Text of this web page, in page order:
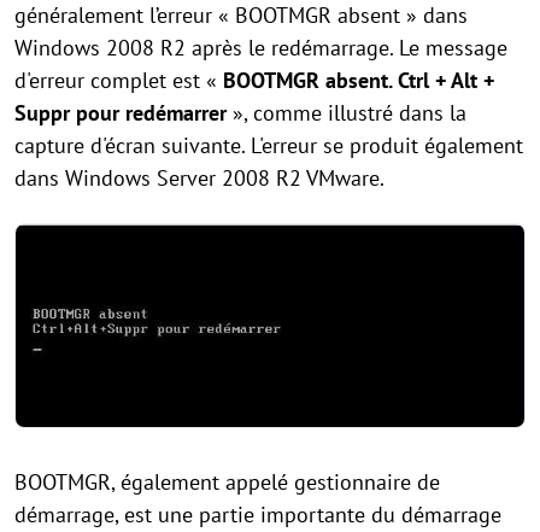
généralement l’erreur « BOOTMGR absent » dans
Windows 2008 R2 après le redémarrage. Le message
d'erreur complet est « BOOTMGR absent. Ctrl + Alt +
Suppr pour redémarrer», comme illustré dans la
capture d'écran suivante. L'erreur se produit également
dans Windows Server 2008 R2 VMware.
BOOTMGR, également appelé gestionnaire de
démarrage, est une partie importante du démarrage